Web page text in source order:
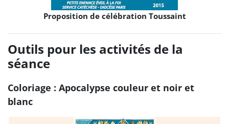
Proposition de célébration Toussaint
Outils pour les activités de la
séance
Coloriage : Apocalypse couleur et noir et
blanc